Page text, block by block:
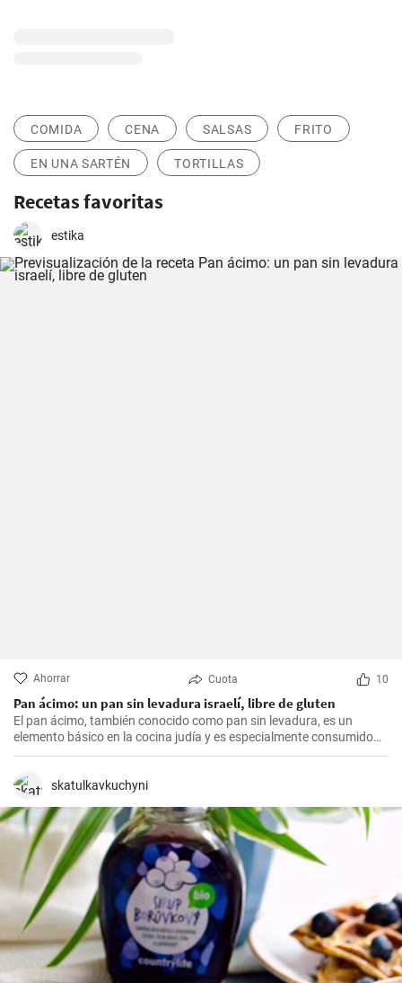
COMIDA CENA SALSAS FRITO
EN UNA SARTÉN TORTILLAS
Recetas favoritas
estika
Ahorrar Cuota 10
Pan ácimo: un pan sin levadura israelí, libre de gluten
El pan ácimo, también conocido como pan sin levadura, es un
elemento básico en la cocina judía y es especialmente consumido
durante Pesaj. En esta receta, te mostraré cómo hacer tu propio
skatulkavkuchyni